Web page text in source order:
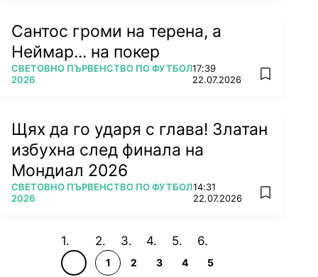
Сантос громи на терена, а
Неймар... на покер
ПОВЕЧЕ ОТ
СВЕТОВНО ПЪРВЕНСТВО ПО ФУТБОЛ
2026
17:39
22.07.2026
add
Щях да го ударя с глава! Златан
избухна след финала на
Мондиал 2026
ПОВЕЧЕ ОТ
СВЕТОВНО ПЪРВЕНСТВО ПО ФУТБОЛ
2026
14:31
22.07.2026
add
1 2 3 4 5